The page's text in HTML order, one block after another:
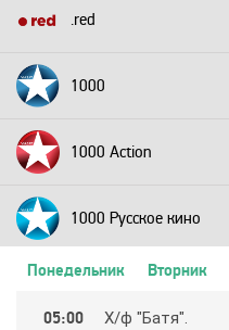
.red
1000
1000 Action
1000 Русское кино
Понедельник Вторник
05:00 Х/ф "Бaтя".